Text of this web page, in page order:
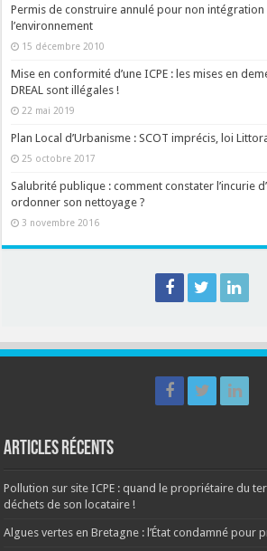
Permis de construire annulé pour non
l’environnement
15 décembre 2010
Mise en conformité d’une ICPE : les mises en
DREAL sont illégales !
22 mai 2019
Plan Local d’Urbanisme : SCOT imprécis, loi
25 octobre 2017
Salubrité publique : comment constater l’incurie
ordonner son nettoyage ?
3 novembre 2016
Articles récents
Pollution sur site ICPE : quand le propriétaire du
déchets de son locataire !
Algues vertes en Bretagne : l’État condamné pour